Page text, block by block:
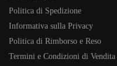
Politica di Spedizione
Informativa sulla Privacy
Politica di Rimborso e Reso
Termini e Condizioni di Vendita